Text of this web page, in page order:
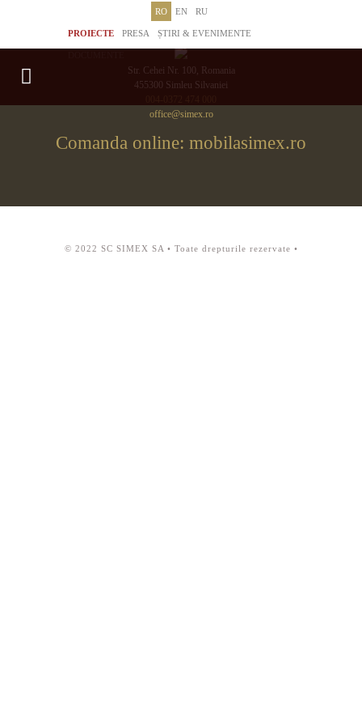
RO EN RU
PROIECTE PRESA ȘTIRI & EVENIMENTE
Str. Cehei Nr. 100, Romania
455300 Simleu Silvaniei
office@simex.ro
Comanda online: mobilasimex.ro
© 2022 SC SIMEX SA • Toate drepturile rezervate •